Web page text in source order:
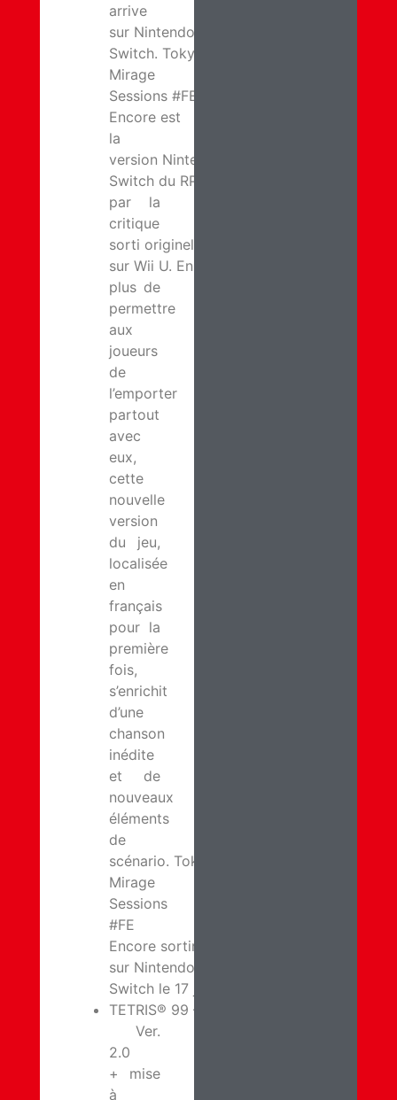
arrive
sur Nintendo
Switch. Tokyo
Mirage
Sessions #FE
Encore est
la
version Nintendo
Switch du RPG salué
par la
critique
sorti originellement
sur Wii U. En
plus de
permettre
aux
joueurs
de
l’emporter
partout
avec
eux,
cette
nouvelle
version
du jeu,
localisée
en
français
pour la
première
fois,
s’enrichit
d’une
chanson
inédite
et de
nouveaux
éléments
de
scénario. Tokyo
Mirage
Sessions
#FE
Encore sortira
sur Nintendo
Switch le 17 janvier.
TETRIS® 99 –
Ver.
2.0
+ mise
à